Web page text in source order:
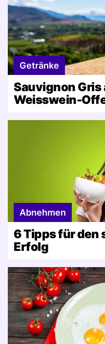
Getränke
Sauvignon
Weisswein-
Abnehmen
6 Tipps für den
Erfolg